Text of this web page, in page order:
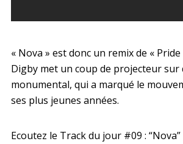
« Nova » est donc un remix de «
Digby met un coup de projecteur sur
monumental, qui a marqué le
ses plus jeunes années.
Ecoutez le Track du jour #09 :